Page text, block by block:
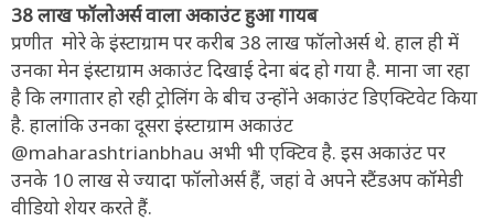
38 लाख फॉलोअर्स वाला अकाउंट हुआ गायब
प्रणीत मोरे के इंस्टाग्राम पर करीब 38 लाख फॉलोअर्स थे. हाल ही में
उनका मेन इंस्टाग्राम अकाउंट दिखाई देना बंद हो गया है. माना जा रहा
है कि लगातार हो रही ट्रोलिंग के बीच उन्होंने अकाउंट डिएक्टिवेट किया
है. हालांकि उनका दूसरा इंस्टाग्राम अकाउंट
@maharashtrianbhau अभी भी एक्टिव है. इस अकाउंट पर
उनके 10 लाख से ज्यादा फॉलोअर्स हैं, जहां वे अपने स्टैंडअप कॉमेडी
वीडियो शेयर करते हैं.